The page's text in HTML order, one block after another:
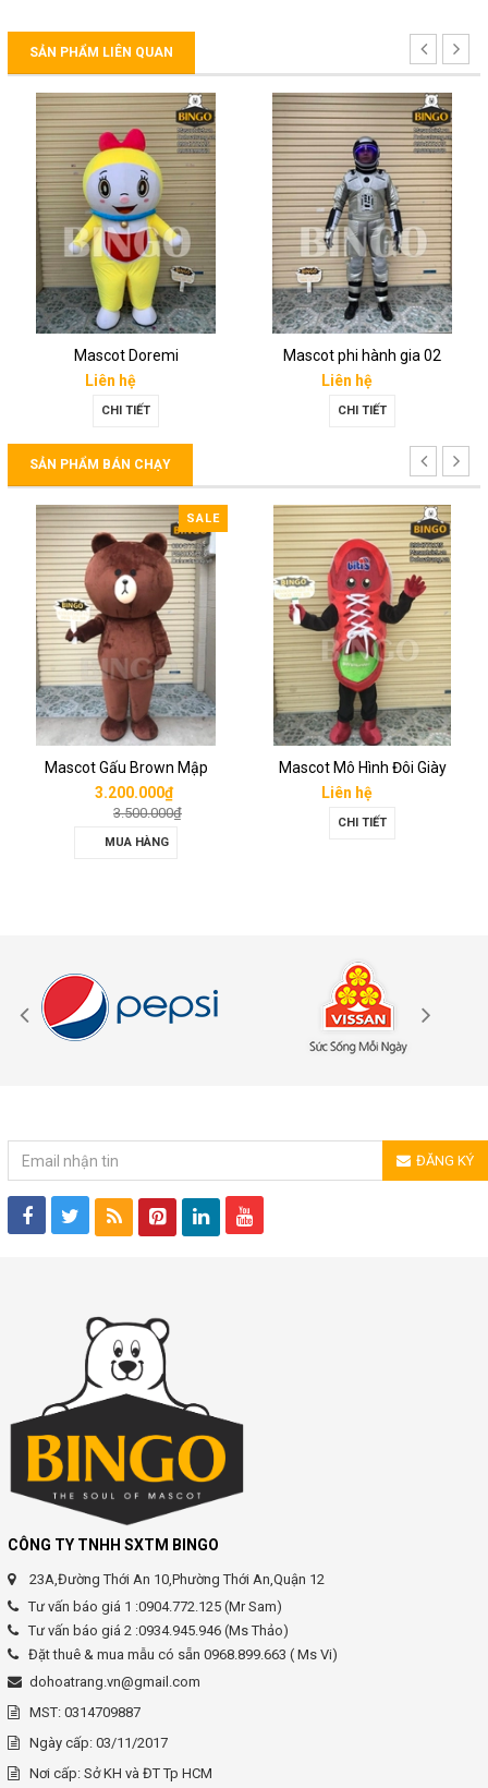
SẢN PHẨM LIÊN QUAN
Mascot Doremi
Liên hệ
CHI TIẾT
Mascot phi hành gia 02
Liên hệ
CHI TIẾT
SẢN PHẨM BÁN CHẠY
SALE
Mascot Gấu Brown Mập
3.200.000₫
3.500.000₫
MUA HÀNG
Mascot Mô Hình Đôi Giày
Liên hệ
CHI TIẾT
ĐĂNG KÝ
CÔNG TY TNHH SXTM BINGO
23A,Đường Thới An 10,Phường Thới An,Quận 12
Tư vấn báo giá 1 :0904.772.125 (Mr Sam)
Tư vấn báo giá 2 :0934.945.946 (Ms Thảo)
Đặt thuê & mua mẫu có sẵn 0968.899.663 ( Ms Vi)
dohoatrang.vn@gmail.com
MST: 0314709887
Ngày cấp: 03/11/2017
Nơi cấp: Sở KH và ĐT Tp HCM